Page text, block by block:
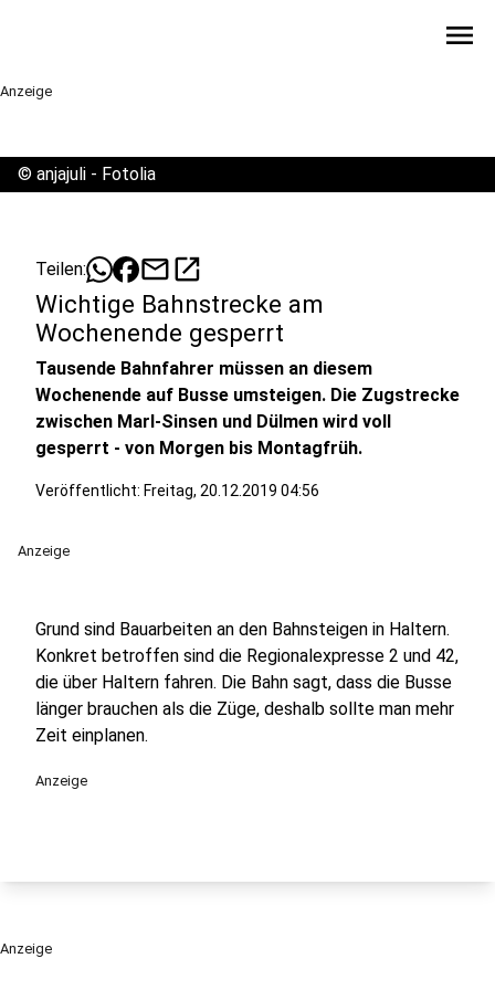
menu
Anzeige
© anjajuli - Fotolia
Teilen: mailopen_in_new
Wichtige Bahnstrecke am
Wochenende gesperrt
Tausende Bahnfahrer müssen an diesem
Wochenende auf Busse umsteigen. Die Zugstrecke
zwischen Marl-Sinsen und Dülmen wird voll
gesperrt - von Morgen bis Montagfrüh.
Veröffentlicht: Freitag, 20.12.2019 04:56
Anzeige
Grund sind Bauarbeiten an den Bahnsteigen in Haltern.
Konkret betroffen sind die Regionalexpresse 2 und 42,
die über Haltern fahren. Die Bahn sagt, dass die Busse
länger brauchen als die Züge, deshalb sollte man mehr
Zeit einplanen.
Anzeige
Anzeige